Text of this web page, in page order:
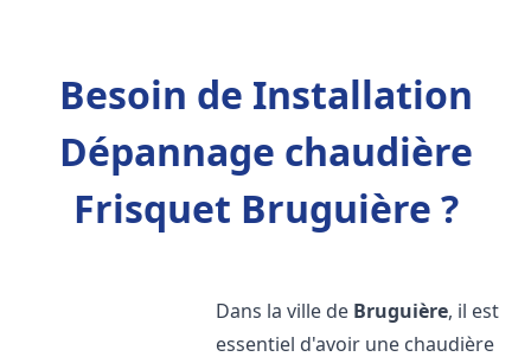
Besoin de Installation
Dépannage chaudière
Frisquet Bruguière ?
Dans la ville de Bruguière, il est
essentiel d'avoir une chaudière